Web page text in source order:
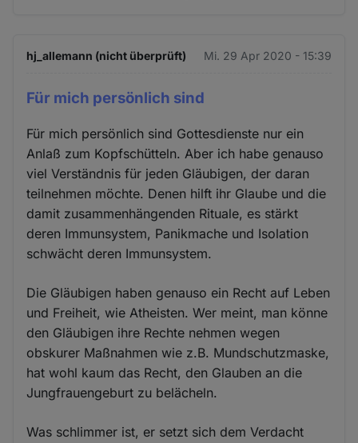
hj_allemann (nicht überprüft) Mi. 29 Apr 2020 - 15:39
Für mich persönlich sind
Für mich persönlich sind Gottesdienste nur ein
Anlaß zum Kopfschütteln. Aber ich habe genauso
viel Verständnis für jeden Gläubigen, der daran
teilnehmen möchte. Denen hilft ihr Glaube und die
damit zusammenhängenden Rituale, es stärkt
deren Immunsystem, Panikmache und Isolation
schwächt deren Immunsystem.
Die Gläubigen haben genauso ein Recht auf Leben
und Freiheit, wie Atheisten. Wer meint, man könne
den Gläubigen ihre Rechte nehmen wegen
obskurer Maßnahmen wie z.B. Mundschutzmaske,
hat wohl kaum das Recht, den Glauben an die
Jungfrauengeburt zu belächeln.
Was schlimmer ist, er setzt sich dem Verdacht